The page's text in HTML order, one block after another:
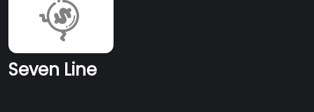
Seven Line